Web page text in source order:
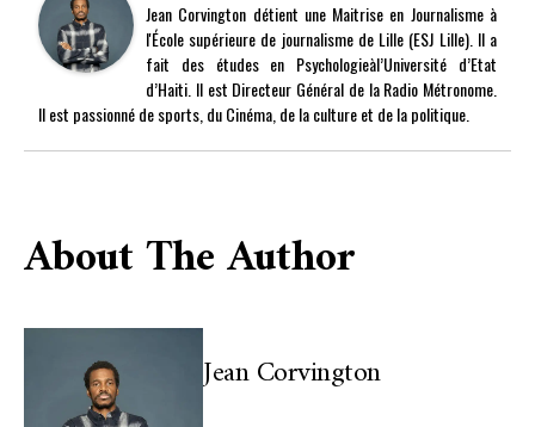
Jean Corvington détient une Maitrise en Journalisme à
l'École supérieure de journalisme de Lille (ESJ Lille). Il a
fait des études en Psychologieàl’Université d’Etat
d’Haiti. Il est Directeur Général de la Radio Métronome.
Il est passionné de sports, du Cinéma, de la culture et de la politique.
About The Author
Jean Corvington